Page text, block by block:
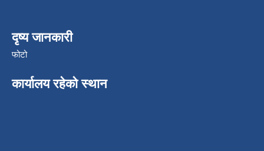
दृष्य जानकारी
फोटो
कार्यालय रहेको स्थान